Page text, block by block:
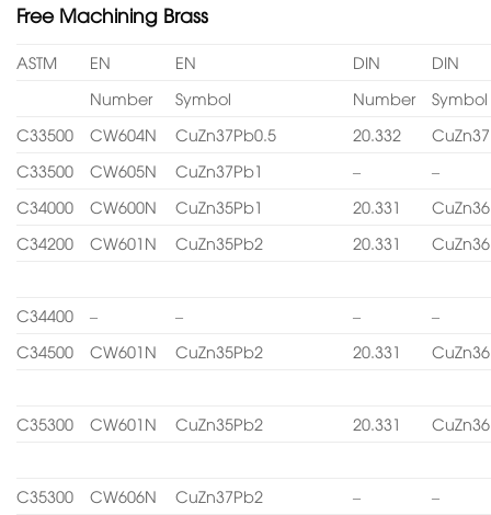
Free Machining Brass
ASTM EN EN DIN
DIN
Number
Symbol Number
Symbol
C33500
CW604N CuZn37Pb0.5 20.332
C33500
CW605N CuZn37Pb1 –
–
C34000
CW600N CuZn35Pb1 20.331
C34200
CW601N CuZn35Pb2 20.331
C34400 – – –
–
C34500
CW601N CuZn35Pb2 20.331
C35300 CW601N CuZn35Pb2 20.331
C35300 CW606N CuZn37Pb2 – –